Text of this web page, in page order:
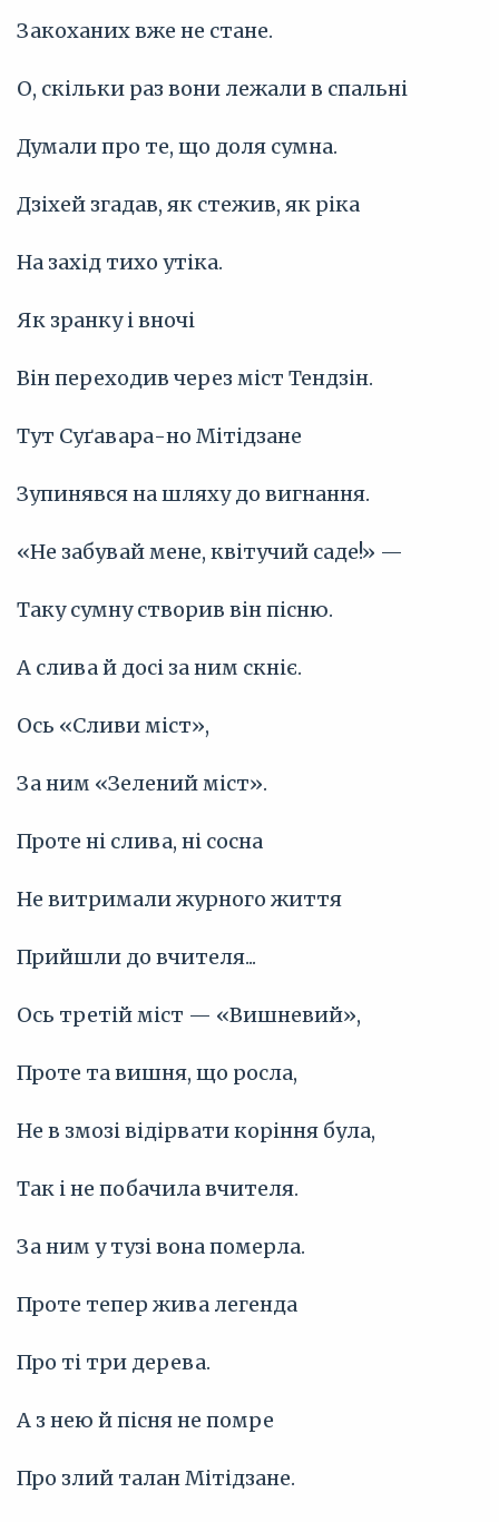
Закоханих вже не стане.
О, скільки раз вони лежали в спальні
Думали про те, що доля сумна.
Дзіхей згадав, як стежив, як ріка
На захід тихо утіка.
Як зранку і вночі
Він переходив через міст Тендзін.
Тут Суґавара-но Мітідзане
Зупинявся на шляху до вигнання.
«Не забувай мене, квітучий саде!» —
Таку сумну створив він пісню.
А слива й досі за ним скніє.
Ось «Сливи міст»,
За ним «Зелений міст».
Проте ні слива, ні сосна
Не витримали журного життя
Прийшли до вчителя...
Ось третій міст — «Вишневий»,
Проте та вишня, що росла,
Не в змозі відірвати коріння була,
Так і не побачила вчителя.
За ним у тузі вона померла.
Проте тепер жива легенда
Про ті три дерева.
А з нею й пісня не помре
Про злий талан Мітідзане.